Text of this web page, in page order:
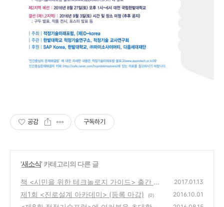
공감 구독하기
'새소식' 카테고리의 다른 글
책 <시민을 위한 테크놀로지 가이드> 출간 기
념 북토크가 열립니다! :)
(0)
2017.01.13
제1회 <진로설계 아카데미> (등록 마감) (0) 2016.10.01